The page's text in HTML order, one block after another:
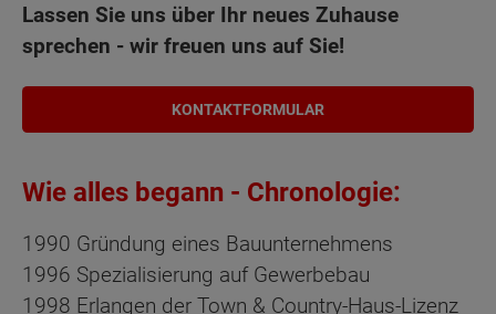
Lassen Sie uns über Ihr neues Zuhause
sprechen - wir freuen uns auf Sie!
KONTAKTFORMULAR
Wie alles begann - Chronologie:
1990 Gründung eines Bauunternehmens
1996 Spezialisierung auf Gewerbebau
1998 Erlangen der Town & Country-Haus-Lizenz